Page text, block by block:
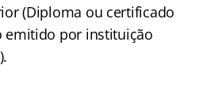
(Diploma ou certificado
emitido por instituição